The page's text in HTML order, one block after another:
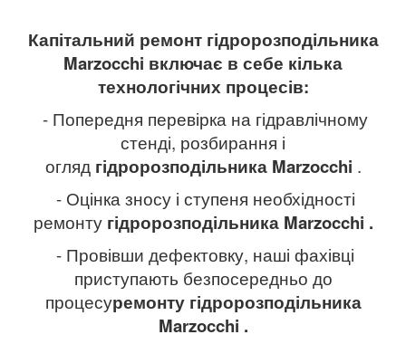
Капітальний ремонт гідророзподільника
Marzocchi включає в себе кілька
технологічних процесів:
- Попередня перевірка на гідравлічному
стенді, розбирання і
огляд гідророзподільникаMarzocchi .
- Оцінка зносу і ступеня необхідності
ремонту гідророзподільникаMarzocchi .
- Провівши дефектовку, наші фахівці
приступають безпосередньо до
процесуремонту гідророзподільника
Marzocchi .